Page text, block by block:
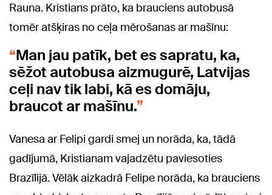
Rauna. Kristians prāto, ka brauciens autobusā
tomēr atšķiras no ceļa mērošanas ar mašīnu:
Man jau patīk, bet es sapratu, ka,
sēžot autobusa aizmugurē, Latvijas
ceļi nav tik labi, kā es domāju,
braucot ar mašīnu.
Vanesa ar Felipi gardi smej un norāda, ka, tādā
gadījumā, Kristianam vajadzētu paviesoties
Brazīlijā. Vēlāk aizkadrā Felipe norāda, ka brauciens